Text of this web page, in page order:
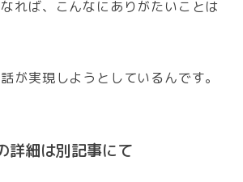
れば、こんなにありがたいことは
が実現しようとしているんです。
詳細は別記事にて